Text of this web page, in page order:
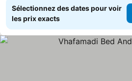
Sélectionnez des dates pour voir
les prix exacts